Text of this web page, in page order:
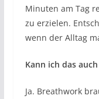
Minuten am Tag
zu erzielen.
wenn der Alltag
Kann ich das
Ja. Breathwork